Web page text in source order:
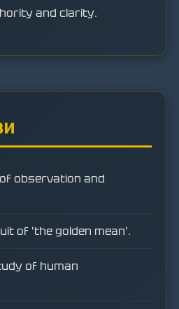
and clarity.
observation and
of 'the golden mean'.
of human